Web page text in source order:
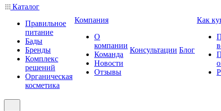
Каталог
Правильное
питание
Бады
Бренды
Комплекс
решений
Органическая
косметика
Компания
О
компании
Команда
Новости
Отзывы
Консультации Блог
Как